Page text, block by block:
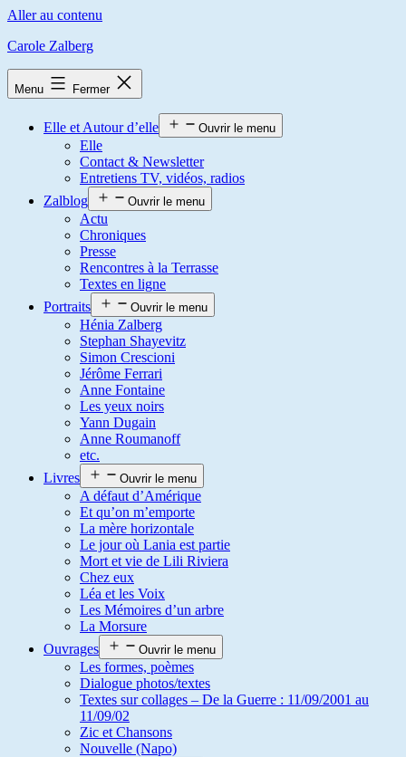
Aller au contenu
Carole Zalberg
Menu Fermer
Elle et Autour d’elle Ouvrir le menu
Elle
Contact & Newsletter
Entretiens TV, vidéos, radios
Zalblog
Ouvrir le menu
Actu
Chroniques
Presse
Rencontres à la Terrasse
Textes en ligne
Portraits
Ouvrir le menu
Hénia Zalberg
Stephan Shayevitz
Simon Crescioni
Jérôme Ferrari
Anne Fontaine
Les yeux noirs
Yann Dugain
Anne Roumanoff
etc.
Livres
Ouvrir le menu
A défaut d’Amérique
Et qu’on m’emporte
La mère horizontale
Le jour où Lania est partie
Mort et vie de Lili Riviera
Chez eux
Léa et les Voix
Les Mémoires d’un arbre
La Morsure
Ouvrages
Ouvrir le menu
Les formes, poèmes
Dialogue photos/textes
Textes sur collages – De la Guerre : 11/09/2001 au
11/09/02
Zic et Chansons
Nouvelle (Napo)